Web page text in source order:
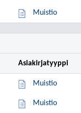
Muistio
Asiakirjatyyppi
Muistio
Muistio